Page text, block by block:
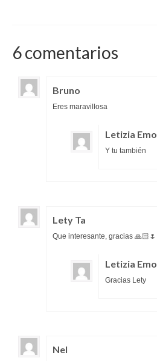
6 comentarios
Bruno
Eres maravillosa
Letizia Emo
Y tu también
Lety Ta
Que interesante, gracias 🙏🏻🌷
Letizia Emo
Gracias Lety
Nel